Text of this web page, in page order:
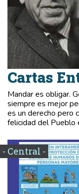
Cartas
Mandar es obligar.
siempre es mejor
es un derecho pero
felicidad del Pueblo
- Central -